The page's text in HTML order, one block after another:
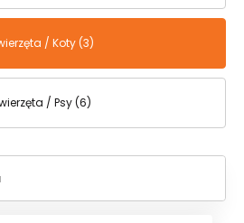
/ Koty (3)
/ Psy (6)